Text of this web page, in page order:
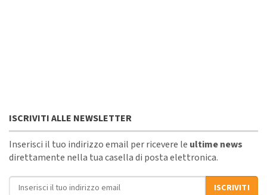
ISCRIVITI ALLE NEWSLETTER
Inserisci il tuo indirizzo email per ricevere le ultime news
direttamente nella tua casella di posta elettronica.
Indirizzo email
ISCRIVITI